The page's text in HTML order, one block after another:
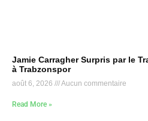
Jamie Carragher Surpris par le
à Trabzonspor
août 6, 2026 Aucun commentaire
Read More »